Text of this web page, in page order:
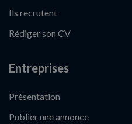
Ils recrutent
Rédiger son CV
Entreprises
Présentation
Publier une annonce